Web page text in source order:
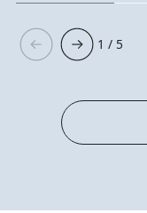
1 / 5